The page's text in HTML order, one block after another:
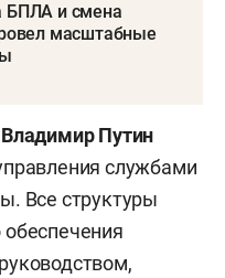
БПЛА и смена
масштабные
Владимир Путин
службами
Все структуры
обеспечения